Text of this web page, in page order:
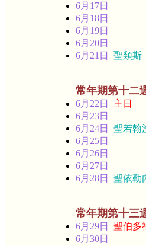
6月17日
6月18日
6月19日
6月20日
6月21日 聖類斯
常年期第十二
6月22日
主日
6月23日
6月24日
聖若翰
6月25日
6月26日
6月27日
6月28日 聖依勒
常年期第十三
6月29日
聖伯多
6月30日